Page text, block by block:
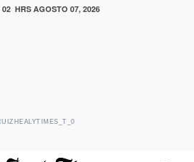
02 HRS AGOSTO 07, 2026